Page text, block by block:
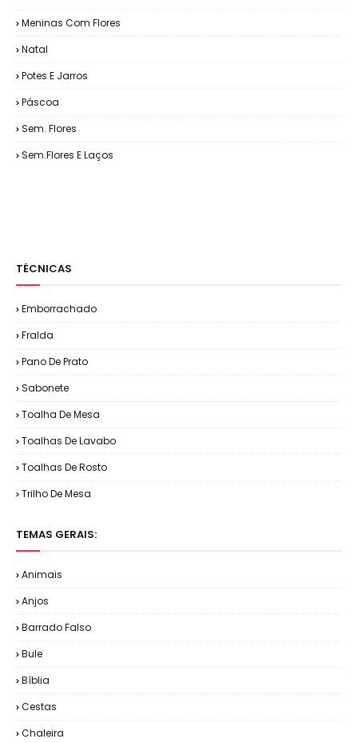
Meninas Com Flores
Natal
Potes E Jarros
Páscoa
Sem. Flores
Sem.Flores E Laços
TÉCNICAS
Emborrachado
Fralda
Pano De Prato
Sabonete
Toalha De Mesa
Toalhas De Lavabo
Toalhas De Rosto
Trilho De Mesa
TEMAS GERAIS:
Animais
Anjos
Barrado Falso
Bule
Bíblia
Cestas
Chaleira